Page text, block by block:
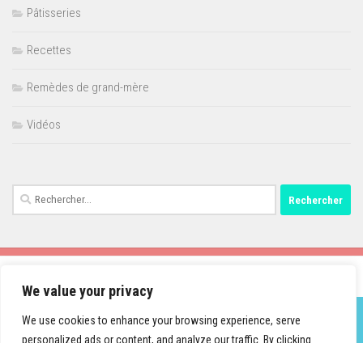
We value your privacy
We use cookies to enhance your browsing experience, serve
personalized ads or content, and analyze our traffic. By clicking
Pâtisseries
Recettes
Remèdes de grand-mère
Vidéos
Rechercher :